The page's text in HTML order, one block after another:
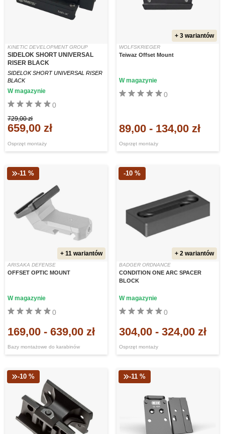
KINETIC DEVELOPMENT GROUP
SIDELOK SHORT UNIVERSAL
RISER BLACK
SIDELOK SHORT UNIVERSAL RISER
BLACK
Osprzęt montaży
0
W magazynie
729,00 zł
659,00 zł
+ 3 wariantów
WOLFSKRIEGER
Teiwaz Offset Mount
Osprzęt montaży
0
W magazynie
89,00 - 134,00 zł
-11 %
+ 11 wariantów
ARISAKA DEFENSE
OFFSET OPTIC MOUNT
Bazy montażowe do karabinów
0
W magazynie
169,00 - 639,00 zł
-10 %
+ 2 wariantów
BADGER ORDNANCE
CONDITION ONE ARC SPACER
BLOCK
Osprzęt montaży
0
W magazynie
304,00 - 324,00 zł
-10 % -11 %